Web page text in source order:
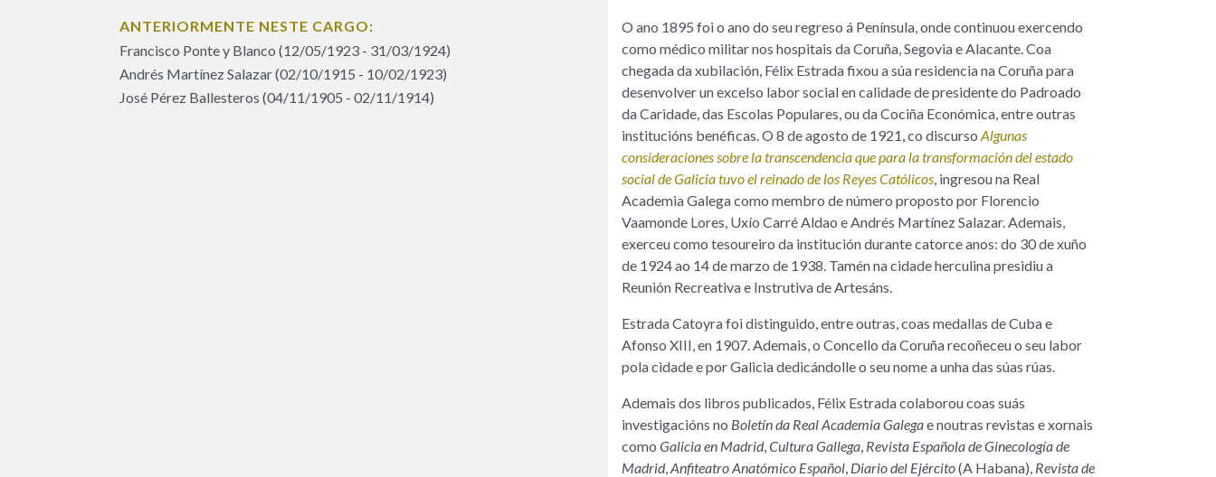
ANTERIORMENTE NESTE CARGO:
Francisco Ponte y Blanco (12/05/1923 - 31/03/1924)
Andrés Martínez Salazar (02/10/1915 - 10/02/1923)
José Pérez Ballesteros (04/11/1905 - 02/11/1914)
O ano 1895 foi o ano do seu regreso á Península, onde continuou exercendo
como médico militar nos hospitais da Coruña, Segovia e Alacante. Coa
chegada da xubilación, Félix Estrada fixou a súa residencia na Coruña para
desenvolver un excelso labor social en calidade de presidente do Padroado
da Caridade, das Escolas Populares, ou da Cociña Económica, entre outras
institucións benéficas. O 8 de agosto de 1921, co discurso Algunas
consideraciones sobre la transcendencia que para la transformación del estado
social de Galicia tuvo el reinado de los Reyes Católicos, ingresou na Real
Academia Galega como membro de número proposto por Florencio
Vaamonde Lores, Uxío Carré Aldao e Andrés Martínez Salazar. Ademais,
exerceu como tesoureiro da institución durante catorce anos: do 30 de xuño
de 1924 ao 14 de marzo de 1938. Tamén na cidade herculina presidiu a
Reunión Recreativa e Instrutiva de Artesáns.
Estrada Catoyra foi distinguido, entre outras, coas medallas de Cuba e
Afonso XIII, en 1907. Ademais, o Concello da Coruña recoñeceu o seu labor
pola cidade e por Galicia dedicándolle o seu nome a unha das súas rúas.
Ademais dos libros publicados, Félix Estrada colaborou coas suás
investigacións no Boletín da Real Academia Galegae noutras revistas e xornais
como Galicia en Madrid,Cultura Gallega, Revista Española de Ginecología de
Madrid,Anfiteatro Anatómico Español, Diario del Ejército(A Habana), Revista de